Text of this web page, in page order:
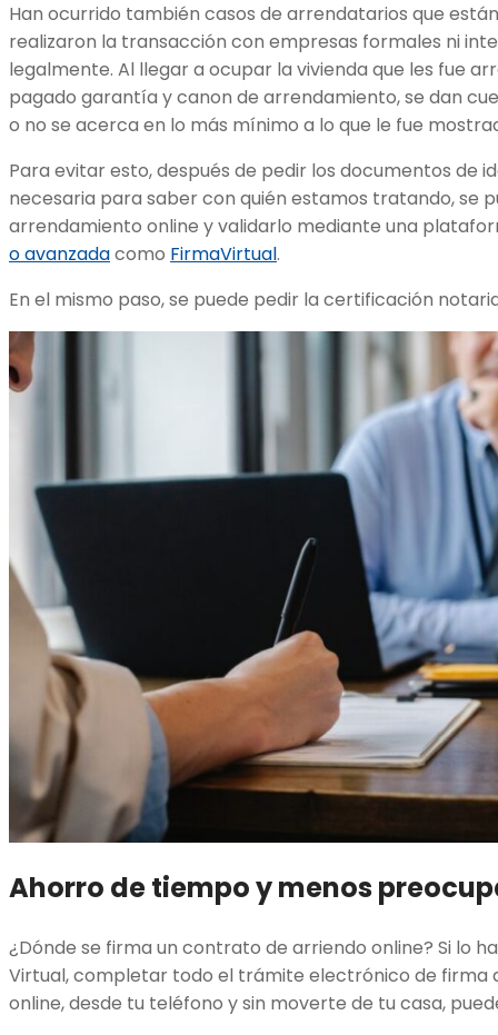
Han ocurrido también casos de arrendatarios que
realizaron la transacción con empresas formales ni
legalmente. Al llegar a ocupar la vivienda que les fue
pagado garantía y canon de arrendamiento, se dan
o no se acerca en lo más mínimo a lo que le fue
Para evitar esto, después de pedir los documentos de
necesaria para saber con quién estamos tratando, se
arrendamiento online y validarlo mediante una
o avanzadacomo FirmaVirtual.
En el mismo paso, se puede pedir la certificación
Ahorro de tiempo y menos
¿Dónde se firma un contrato de arriendo online? Si lo
Virtual, completar todo el trámite electrónico de
online, desde tu teléfono y sin moverte de tu casa,